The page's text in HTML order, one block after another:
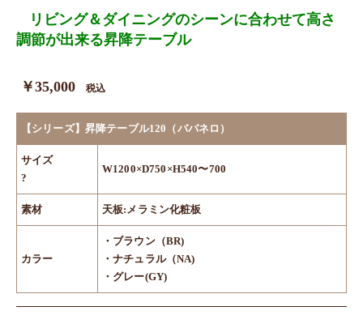
リビング＆ダイニングのシーンに合わせて高さ
調節が出来る昇降テーブル
￥35,000 税込
【シリーズ】昇降テーブル120（ババネロ）
サイズ
?
W1200×D750×H540〜700
素材 天板:メラミン化粧板
カラー
・ブラウン（BR)
・ナチュラル（NA)
・グレー(GY)